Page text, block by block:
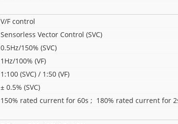
V/F control
Sensorless Vector Control (SVC)
0.5Hz/150% (SVC)
1Hz/100% (VF)
1:100 (SVC) / 1:50 (VF)
± 0.5% (SVC)
150% rated current for 60s ; 180% rated current for